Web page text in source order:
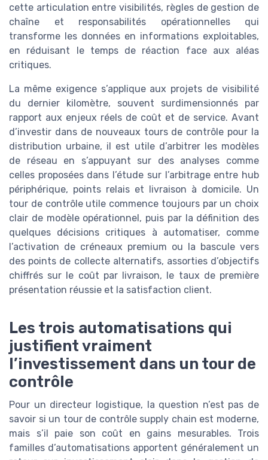
cette articulation entre visibilités, règles de gestion de
chaîne et responsabilités opérationnelles qui
transforme les données en informations exploitables,
en réduisant le temps de réaction face aux aléas
critiques.
La même exigence s’applique aux projets de visibilité
du dernier kilomètre, souvent surdimensionnés par
rapport aux enjeux réels de coût et de service. Avant
d’investir dans de nouveaux tours de contrôle pour la
distribution urbaine, il est utile d’arbitrer les modèles
de réseau en s’appuyant sur des analyses comme
celles proposées dans l’étude sur l’arbitrage entre hub
périphérique, points relais et livraison à domicile. Un
tour de contrôle utile commence toujours par un choix
clair de modèle opérationnel, puis par la définition des
quelques décisions critiques à automatiser, comme
l’activation de créneaux premium ou la bascule vers
des points de collecte alternatifs, assorties d’objectifs
chiffrés sur le coût par livraison, le taux de première
présentation réussie et la satisfaction client.
Les trois automatisations qui
justifient vraiment
l’investissement dans un tour de
contrôle
Pour un directeur logistique, la question n’est pas de
savoir si un tour de contrôle supply chain est moderne,
mais s’il paie son coût en gains mesurables. Trois
familles d’automatisations apportent généralement un